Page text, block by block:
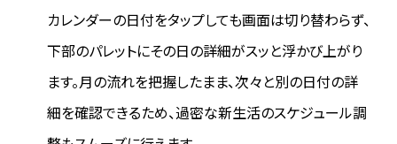
カレンダーの日付をタップしても画面は切り替わらず、
下部のパレットにその日の詳細がスッと浮かび上がり
ます。月の流れを把握したまま、次々と別の日付の詳
細を確認できるため、過密な新生活のスケジュール調